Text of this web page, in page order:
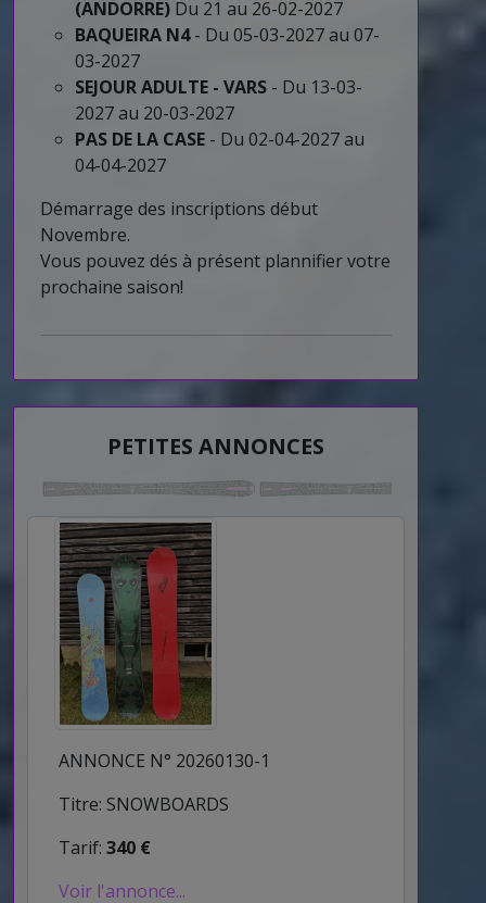
(ANDORRE) Du 21 au 26-02-2027
BAQUEIRA N4- Du 05-03-2027 au 07-
03-2027
SEJOUR ADULTE - VARS - Du 13-03-
2027 au 20-03-2027
PAS DE LA CASE - Du 02-04-2027 au
04-04-2027
Démarrage des inscriptions début
Novembre.
Vous pouvez dés à présent plannifier votre
prochaine saison!
PETITES ANNONCES
ANNONCE N° 20260130-1
Titre: SNOWBOARDS
Tarif: 340 €
Voir l'annonce...